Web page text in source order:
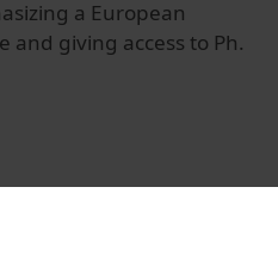
a European
and giving access to Ph.